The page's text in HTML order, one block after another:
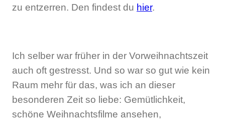
zu entzerren. Den findest du hier.
Ich selber war früher in der Vorweihnachtszeit
auch oft gestresst. Und so war so gut wie kein
Raum mehr für das, was ich an dieser
besonderen Zeit so liebe: Gemütlichkeit,
schöne Weihnachtsfilme ansehen,